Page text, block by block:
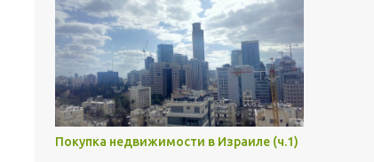
Покупка недвижимости в Израиле (ч.1)